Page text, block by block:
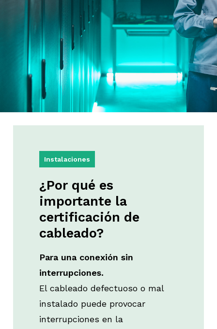
Instalaciones
¿Por qué es
importante la
certificación de
cableado?
Para una conexión sin
interrupciones.
El cableado defectuoso o mal
instalado puede provocar
interrupciones en la